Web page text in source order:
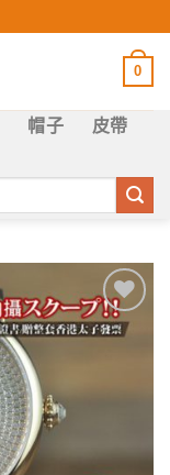
0
帽子
皮帶
Add to